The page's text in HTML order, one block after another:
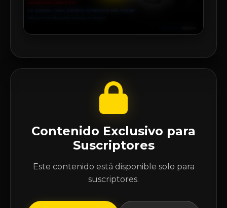
Contenido Exclusivo para
Suscriptores
Este contenido está disponible solo para
suscriptores.